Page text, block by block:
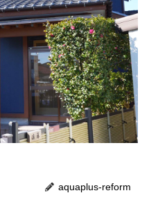
aquaplus-reform